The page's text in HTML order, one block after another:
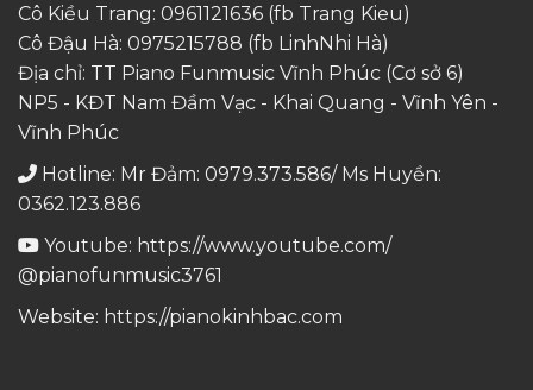
Cô Kiều Trang: 0961121636 (fb Trang Kieu)
Cô Đậu Hà: 0975215788 (fb LinhNhi Hà)
Địa chỉ: TT Piano Funmusic Vĩnh Phúc (Cơ sở 6)
NP5 - KĐT Nam Đầm Vạc - Khai Quang - Vĩnh Yên -
Vĩnh Phúc
Hotline: Mr Đảm: 0979.373.586/ Ms Huyền:
0362.123.886
Youtube: https://www.youtube.com/
@pianofunmusic3761
Website: https://pianokinhbac.com